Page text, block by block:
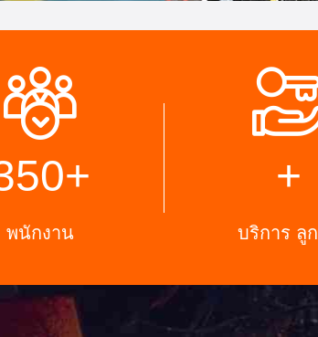
องจักรที่ทันสมัย เรา
ควบคุมกระบวนการ
มากกว่าที่คุณต้องกา
+
พนักงาน
+
บริการ ลู